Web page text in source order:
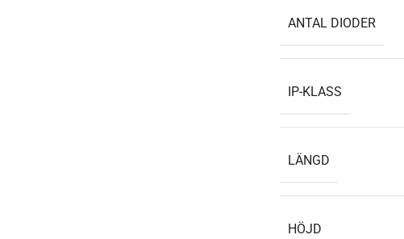
ANTAL DIODER
IP-KLASS
LÄNGD
HÖJD